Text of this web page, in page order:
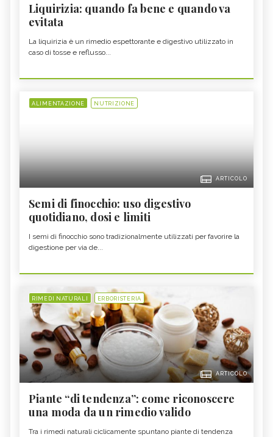
Liquirizia: quando fa bene e quando va
evitata
La liquirizia è un rimedio espettorante e digestivo utilizzato in
caso di tosse e reflusso...
ALIMENTAZIONE NUTRIZIONE
ARTICOLO
Semi di finocchio: uso digestivo
quotidiano, dosi e limiti
I semi di finocchio sono tradizionalmente utilizzati per favorire la
digestione per via de...
RIMEDI NATURALI ERBORISTERIA
ARTICOLO
Piante “di tendenza”: come riconoscere
una moda da un rimedio valido
Tra i rimedi naturali ciclicamente spuntano piante di tendenza